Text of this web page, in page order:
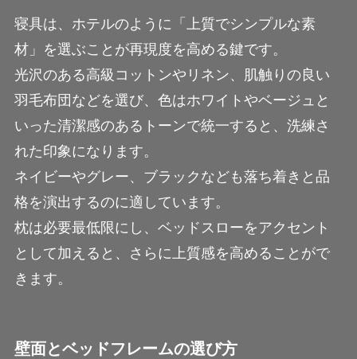
寝具は、ホテルのように「上質でシンプルな素
材」を選ぶことが再現度を高める鍵です。
光沢のある高級コットンやリネン、肌触りの良い
羽毛布団などを選び、色はホワイトやベージュと
いった清潔感のあるトーンで統一すると、洗練さ
れた印象になります。
ネイビーやグレー、ブラックなども落ち着きと品
格を演出するのに適しています。
枕は必要最低限にし、ベッドスローをアクセント
として加えると、さらに上質感を高めることがで
きます。
壁面とベッドフレームの選び方